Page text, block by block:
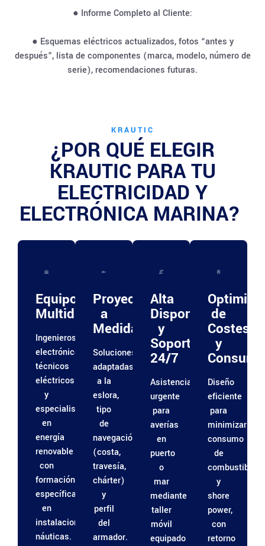
● Informe Completo al Cliente:
● Esquemas eléctricos actualizados, fotos “antes y
después”, lista de componentes (marca, modelo, número de
serie), recomendaciones futuras.
KRAUTIC
¿POR QUÉ ELEGIR
KRAUTIC PARA TU
ELECTRICIDAD Y
ELECTRÓNICA MARINA?
Equipo
Multidisciplinar
Ingenieros
electrónicos,
técnicos
eléctricos
y
especialistas
en
energía
renovable
con
formación
específica
en
instalaciones
náuticas.
Proyectos
a
Medida
Soluciones
adaptadas
a la
eslora,
tipo
de
navegación
(costa,
travesía,
chárter)
y
perfil
del
armador.
Alta
Disponibilidad
y
Soporte
24/7
Asistencia
urgente
para
averías
en
puerto
o
mar
mediante
taller
móvil
equipado
de
Costes
y
Consumo
Diseño
eficiente
para
minimizar
consumo
de
combustible
y
shore
power,
con
retorno